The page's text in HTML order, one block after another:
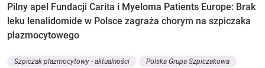
Pilny apel Fundacji Carita i Myeloma Patients Europe: Brak
leku lenalidomide w Polsce zagraża chorym na szpiczaka
plazmocytowego
Szpiczak plazmocytowy - aktualności Polska Grupa Szpiczakowa